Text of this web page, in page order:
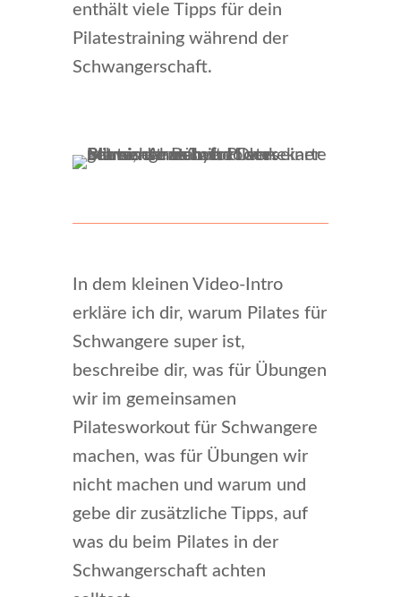
enthält viele Tipps für dein
Pilatestraining während der
Schwangerschaft.
In dem kleinen Video-Intro
erkläre ich dir, warum Pilates für
Schwangere super ist,
beschreibe dir, was für Übungen
wir im gemeinsamen
Pilatesworkout für Schwangere
machen, was für Übungen wir
nicht machen und warum und
gebe dir zusätzliche Tipps, auf
was du beim Pilates in der
Schwangerschaft achten